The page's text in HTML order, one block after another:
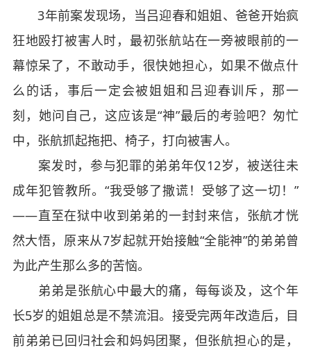
3年前案发现场，当吕迎春和姐姐、爸爸开始疯
狂地殴打被害人时，最初张航站在一旁被眼前的一
幕惊呆了，不敢动手，很快她担心，如果不做点什
么的话，事后一定会被姐姐和吕迎春训斥，那一
刻，她问自己，这应该是“神”最后的考验吧？匆忙
中，张航抓起拖把、椅子，打向被害人。
案发时，参与犯罪的弟弟年仅12岁，被送往未
成年犯管教所。“我受够了撒谎！受够了这一切！”
——直至在狱中收到弟弟的一封封来信，张航才恍
然大悟，原来从7岁起就开始接触“全能神”的弟弟曾
为此产生那么多的苦恼。
弟弟是张航心中最大的痛，每每谈及，这个年
长5岁的姐姐总是不禁流泪。接受完两年改造后，目
前弟弟已回归社会和妈妈团聚，但张航担心的是，